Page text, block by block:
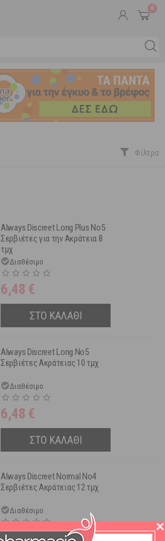
0
Always Discreet Long Plus No5
Σερβιέτες για την Ακράτεια 8
τμχ
Διαθέσιμο
6,48 €
ΣΤΟ ΚΑΛΑΘΙ
Always Discreet Long No5
Σερβιέτες Ακράτειας 10 τμχ
Διαθέσιμο
6,48 €
ΣΤΟ ΚΑΛΑΘΙ
Always Discreet Normal No4
Σερβιέτες Ακράτειας 12 τμχ
Διαθέσιμο